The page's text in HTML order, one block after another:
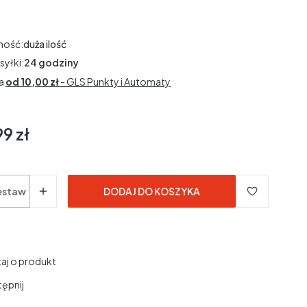
duża ilość
24 godziny
od 10,00 zł- GLS Punkty i Automaty
zł
DODAJ DO KOSZYKA
o produkt